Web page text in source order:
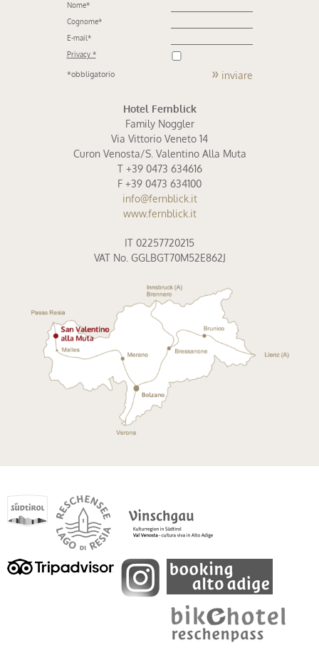
Nome*
Cognome*
E-mail*
Privacy *
inviare
*obbligatorio
Hotel Fernblick
Family Noggler
Via Vittorio Veneto 14
Curon Venosta/S. Valentino Alla Muta
T +39 0473 634616
F +39 0473 634100
info@fernblick.it
www.fernblick.it
IT 02257720215
VAT No. GGLBGT70M52E862J